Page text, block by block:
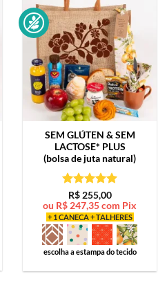
SEM GLÚTEN & SEM
LACTOSE* PLUS
(bolsa de juta natural)
Avaliação5
de 5
R$255,00
ou R$ 247,35com Pix
+ 1 CANECA + TALHERES
escolha a estampa do tecido